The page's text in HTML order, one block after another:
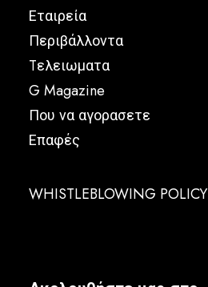
Εταιρεία
Περιβάλλοντα
Tελειωματα
G Magazine
Που να αγορασετε
Επαφές
WHISTLEBLOWING POLICY